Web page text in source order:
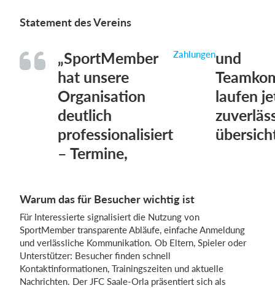
Statement des Vereins
„SportMember
hat unsere
Organisation
deutlich
professionalisiert
– Termine,
Zahlungenund
laufen
Warum das für Besucher wichtig ist
Für Interessierte signalisiert die Nutzung von
SportMember transparente Abläufe, einfache Anmeldung
und verlässliche Kommunikation. Ob Eltern, Spieler oder
Unterstützer: Besucher finden schnell
Kontaktinformationen, Trainingszeiten und aktuelle
Nachrichten. Der JFC Saale-Orla präsentiert sich als